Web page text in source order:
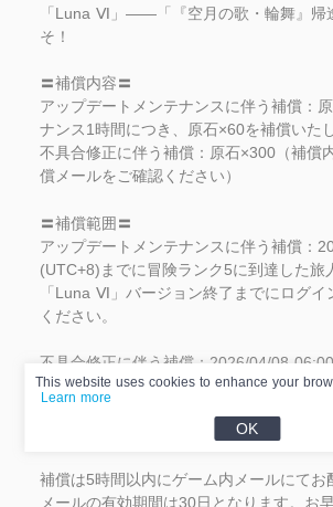
「Luna Ⅵ」——「『空月の歌・輪舞』帰
そ！
〓補償内容〓
アップデートメンテナンスに伴う補償：
ナンス1時間につき、原石×60を補償いた
不具合修正に伴う補償：原石×300（補償
償メールをご確認ください）
〓補償範囲〓
アップデートメンテナンスに伴う補償：
(UTC+8)までに冒険ランク5に到達した旅
「Luna Ⅵ」バージョン終了までにログイ
ください。
不具合修正に伴う補償：2026/04/08
冒険ランク5に到達した旅人さん。
補償は5時間以内にゲーム内メールにてお
メールの有効期間は30日となります。お
This website uses cookies to enhance your
Learn more
OK